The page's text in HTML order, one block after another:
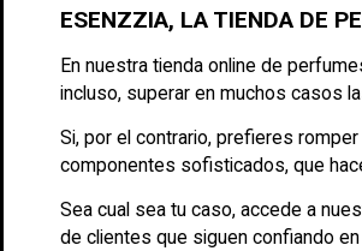
ESENZZIA, LA TIENDA DE
En nuestra tienda online de
incluso, superar en muchos casos
Si, por el contrario, prefieres
componentes sofisticados, que
Sea cual sea tu caso, accede a
de clientes que siguen confiando